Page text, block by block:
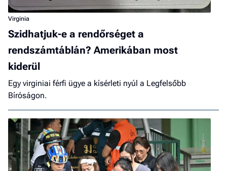
Virginia
Szidhatjuk-e a rendőrséget a
rendszámtáblán? Amerikában most
kiderül
Egy virginiai férfi ügye a kísérleti nyúl a Legfelsőbb
Bíróságon.